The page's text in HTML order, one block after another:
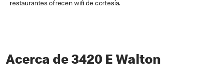
restaurantes ofrecen wifi de cortesía.
Acerca de 3420 E Walton